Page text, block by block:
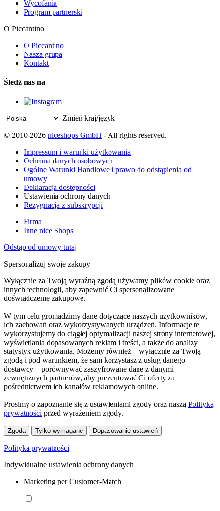
Wycofania
Program partnerski
O Piccantino
O Piccantino
Nasza grupa
Kontakt
Śledź nas na
Zmień kraj/język
© 2010-2026 niceshops GmbH - All rights reserved.
Impressum i warunki użytkowania
Ochrona danych osobowych
Ogólne Warunki Handlowe i prawo do odstąpienia od
umowy
Deklaracja dostępności
Ustawienia ochrony danych
Rezygnacja z subskrypcji
Firma
Inne nice Shops
Odstąp od umowy tutaj
Spersonalizuj swoje zakupy
Wyłącznie za Twoją wyraźną zgodą używamy plików cookie oraz
innych technologii, aby zapewnić Ci spersonalizowane
doświadczenie zakupowe.
W tym celu gromadzimy dane dotyczące naszych użytkowników,
ich zachowań oraz wykorzystywanych urządzeń. Informacje te
wykorzystujemy do ciągłej optymalizacji naszej strony internetowej,
wyświetlania dopasowanych reklam i treści, a także do analizy
statystyk użytkowania. Możemy również – wyłącznie za Twoją
zgodą i pod warunkiem, że sam korzystasz z usług danego
dostawcy – porównywać zaszyfrowane dane z danymi
zewnętrznych partnerów, aby prezentować Ci oferty za
pośrednictwem ich kanałów reklamowych online.
Prosimy o zapoznanie się z ustawieniami zgody oraz naszą Polityką
prywatności przed wyrażeniem zgody.
Zgoda Tylko wymagane Dopasowanie ustawień
Polityka prywatności
Indywidualne ustawienia ochrony danych
Marketing per Customer-Match